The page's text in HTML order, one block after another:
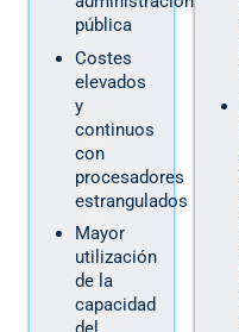
pública
Costes
elevados
y
continuos
con
procesadores
estrangulados
Mayor
utilización
de la
capacidad